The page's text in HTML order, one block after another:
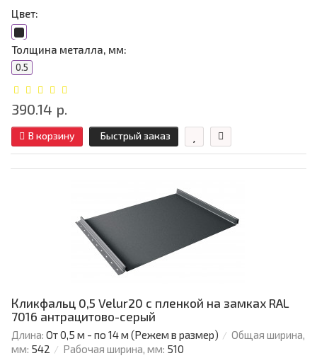
Цвет:
Толщина металла, мм:
0.5
390.14 р.
В корзину Быстрый заказ
Кликфальц 0,5 Velur20 с пленкой на замках RAL
7016 антрацитово-серый
Длина: От 0,5 м - по 14 м (Режем в размер)
Общая ширина,
мм: 542 Рабочая ширина, мм: 510